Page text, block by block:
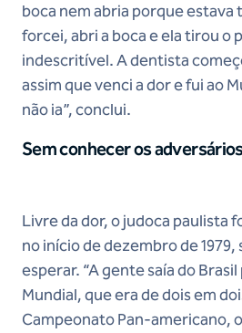
boca nem abria porque estava
forcei, abri a boca e ela tirou o
indescritível. A dentista
assim que venci a dor e fui ao
não ia”, conclui.
Sem conhecer os
Livre da dor, o judoca paulista
no início de dezembro de 1979,
esperar. “A gente saía do
Mundial, que era de dois em
Campeonato Pan-americano,